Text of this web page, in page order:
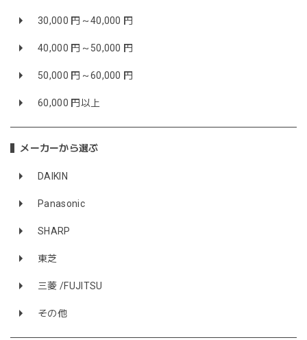
30,000 円～40,000 円
40,000 円～50,000 円
50,000 円～60,000 円
60,000 円以上
メーカーから選ぶ
DAIKIN
Panasonic
SHARP
東芝
三菱 /FUJITSU
その他